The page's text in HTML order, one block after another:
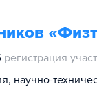
регистрация
научно-